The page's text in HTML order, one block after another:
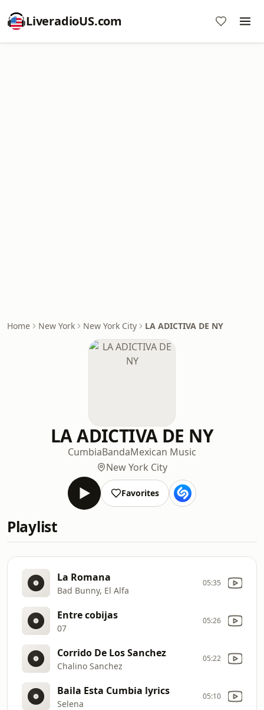
LiveradioUS.com
Home New York New York City LA ADICTIVA DE NY
LA ADICTIVA DE NY
CumbiaBandaMexican Music
New York City
Favorites
Playlist
La Romana
Bad Bunny, El Alfa
05:35
Entre cobijas
07
05:26
Corrido De Los Sanchez
Chalino Sanchez
05:22
Baila Esta Cumbia lyrics
Selena
05:10